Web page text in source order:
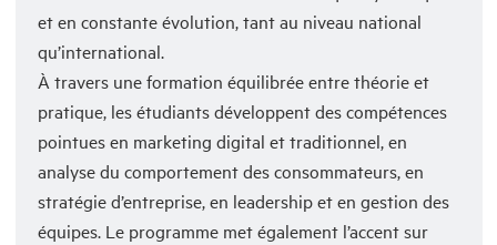
et en constante évolution, tant au niveau national
qu’international.
À travers une formation équilibrée entre théorie et
pratique, les étudiants développent des compétences
pointues en marketing digital et traditionnel, en
analyse du comportement des consommateurs, en
stratégie d’entreprise, en leadership et en gestion des
équipes. Le programme met également l’accent sur